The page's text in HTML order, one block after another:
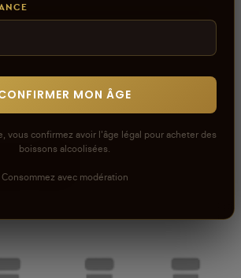
MON ÂGE
vous confirmez avoir l'âge légal pour acheter des
boissons alcoolisées.
Consommez avec modération